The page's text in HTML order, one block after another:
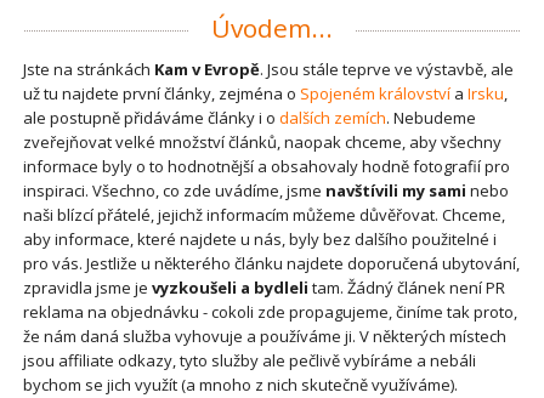
Úvodem...
Jste na stránkách Kam v Evropě. Jsou stále teprve ve výstavbě, ale
už tu najdete první články, zejména o Spojeném královstvía Irsku,
ale postupně přidáváme články i o dalších zemích. Nebudeme
zveřejňovat velké množství článků, naopak chceme, aby všechny
informace byly o to hodnotnější a obsahovaly hodně fotografií pro
inspiraci. Všechno, co zde uvádíme, jsme navštívili my sami nebo
naši blízcí přátelé, jejichž informacím můžeme důvěřovat. Chceme,
aby informace, které najdete u nás, byly bez dalšího použitelné i
pro vás. Jestliže u některého článku najdete doporučená ubytování,
zpravidla jsme je vyzkoušeli a bydleli tam. Žádný článek není PR
reklama na objednávku - cokoli zde propagujeme, činíme tak proto,
že nám daná služba vyhovuje a používáme ji. V některých místech
jsou affiliate odkazy, tyto služby ale pečlivě vybíráme a nebáli
bychom se jich využít (a mnoho z nich skutečně využíváme).